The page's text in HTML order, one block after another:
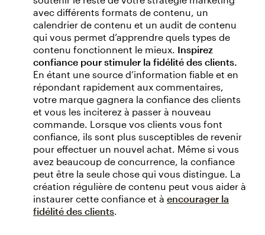
avec différents formats de contenu, un
calendrier de contenu et un audit de contenu
qui vous permet d’apprendre quels types de
contenu fonctionnent le mieux. Inspirez
confiance pour stimuler la fidélité des clients.
En étant une source d’information fiable et en
répondant rapidement aux commentaires,
votre marque gagnera la confiance des clients
et vous les inciterez à passer à nouveau
commande. Lorsque vos clients vous font
confiance, ils sont plus susceptibles de revenir
pour effectuer un nouvel achat. Même si vous
avez beaucoup de concurrence, la confiance
peut être la seule chose qui vous distingue. La
création régulière de contenu peut vous aider à
instaurer cette confiance et à encourager la
fidélité des clients.